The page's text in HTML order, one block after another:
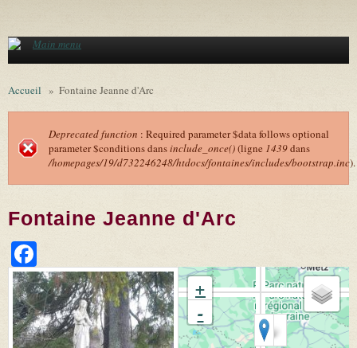
Main menu
Accueil » Fontaine Jeanne d'Arc
Message d'erreur
Deprecated function : Required parameter $data follows optional
parameter $conditions dansinclude_once()(ligne 1439dans
/homepages/19/d732246248/htdocs/fontaines/includes/bootstrap.inc).
Fontaine Jeanne d'Arc
+
-